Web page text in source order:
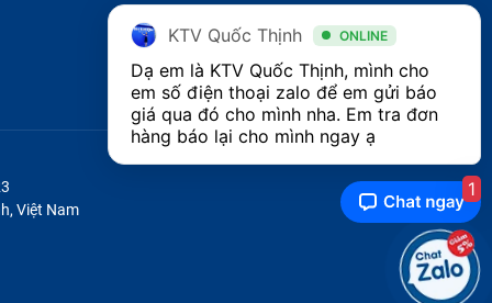
Việt Nam
KTV Quốc Thịnh ONLINE
Dạ em là KTV Quốc Thịnh, mình cho
em số điện thoại zalo để em gửi báo
giá qua đó cho mình nha. Em tra đơn
hàng báo lại cho mình ngay ạ
1